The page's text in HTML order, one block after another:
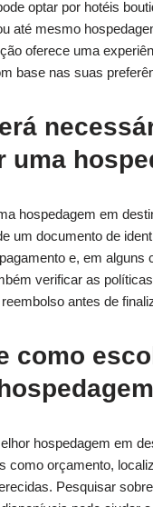
optar por hotéis
até mesmo
oferece uma
base nas suas
uma
hospedagem em
um documento de
e, em alguns
verificar as
antes de
como
hospedagem em
como orçamento,
Pesquisar